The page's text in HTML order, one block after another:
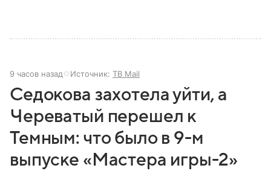
9 часов назад Источник: ТВ Mail
Седокова захотела уйти, а
Череватый перешел к
Темным: что было в 9-м
выпуске «Мастера игры-2»